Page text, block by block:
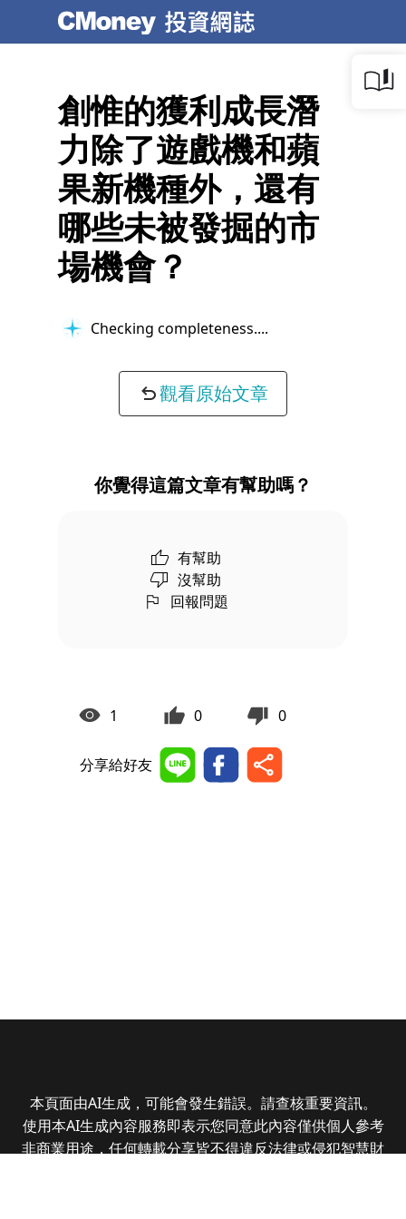
創惟的獲利成長潛
力除了遊戲機和蘋
果新機種外，還有
哪些未被發掘的市
場機會？
Checking completeness...
觀看原始文章
你覺得這篇文章有幫助嗎？
有幫助
沒幫助
回報問題
1 0 0
分享給好友
本頁面由AI生成，可能會發生錯誤。請查核重要資訊。
使用本AI生成內容服務即表示您同意此內容僅供個人參考
非商業用途，任何轉載分享皆不得違反法律或侵犯智慧財